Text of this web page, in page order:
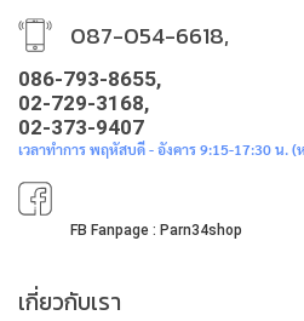
087-054-6618,
086-793-8655,
02-729-3168,
02-373-9407
เวลาทำการ พฤหัสบดี - อังคาร 9:15-17:30 น.
FB Fanpage : Parn34shop
เกี่ยวกับเรา